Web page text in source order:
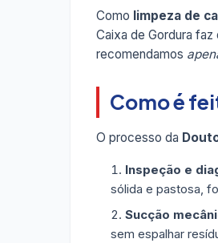
Como limpeza de
Caixa de Gordura
recomendamos
Como é
O processo da
Inspeção e
sólida e pastosa,
Sucção
sem espalhar